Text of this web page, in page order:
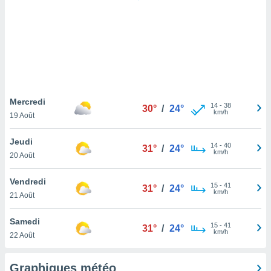
notre
que
et que
Mercredi
19 Août
30° / 24° 14- 38
km/h
Jeudi
20 Août
31° / 24° 14- 40
km/h
Vendredi
21 Août
31° / 24° 15- 41
km/h
Samedi
22 Août
31° / 24° 15- 41
km/h
Graphiques météo